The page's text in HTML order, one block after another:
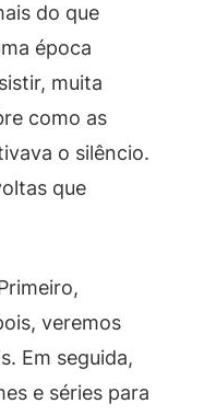
do que
época
muita
como as
o silêncio.
que
veremos
Em seguida,
e séries para